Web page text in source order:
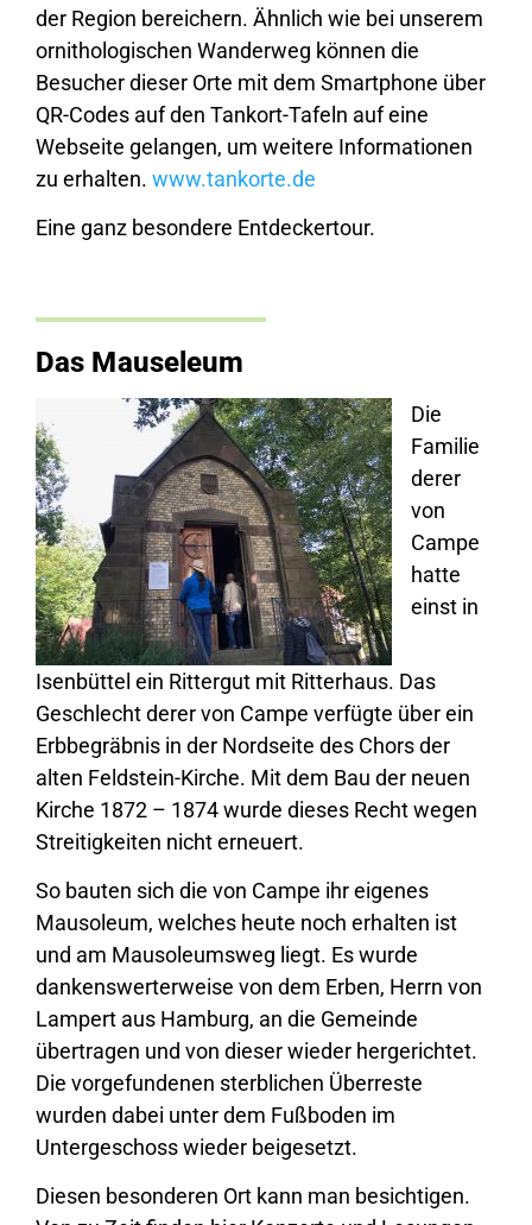
der Region bereichern. Ähnlich wie bei unserem
ornithologischen Wanderweg können die
Besucher dieser Orte mit dem Smartphone über
QR-Codes auf den Tankort-Tafeln auf eine
Webseite gelangen, um weitere Informationen
zu erhalten. www.tankorte.de
Eine ganz besondere Entdeckertour.
Das Mauseleum
Die
Familie
derer
von
Campe
hatte
einst in
Isenbüttel ein Rittergut mit Ritterhaus. Das
Geschlecht derer von Campe verfügte über ein
Erbbegräbnis in der Nordseite des Chors der
alten Feldstein-Kirche. Mit dem Bau der neuen
Kirche 1872 – 1874 wurde dieses Recht wegen
Streitigkeiten nicht erneuert.
So bauten sich die von Campe ihr eigenes
Mausoleum, welches heute noch erhalten ist
und am Mausoleumsweg liegt. Es wurde
dankenswerterweise von dem Erben, Herrn von
Lampert aus Hamburg, an die Gemeinde
übertragen und von dieser wieder hergerichtet.
Die vorgefundenen sterblichen Überreste
wurden dabei unter dem Fußboden im
Untergeschoss wieder beigesetzt.
Diesen besonderen Ort kann man besichtigen.